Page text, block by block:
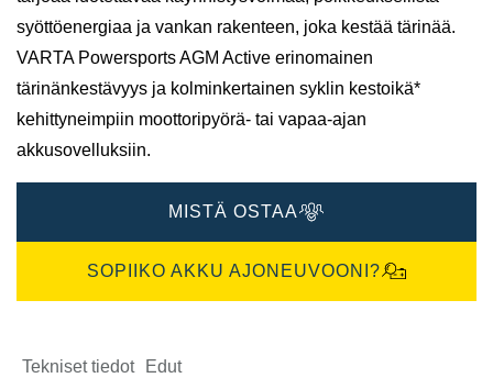
syöttöenergiaa ja vankan rakenteen, joka kestää tärinää.
VARTA Powersports AGM Active erinomainen
tärinänkestävyys ja kolminkertainen syklin kestoikä*
kehittyneimpiin moottoripyörä- tai vapaa-ajan
akkusovelluksiin.
MISTÄ OSTAA
SOPIIKO AKKU AJONEUVOONI?
Tekniset tiedot Edut